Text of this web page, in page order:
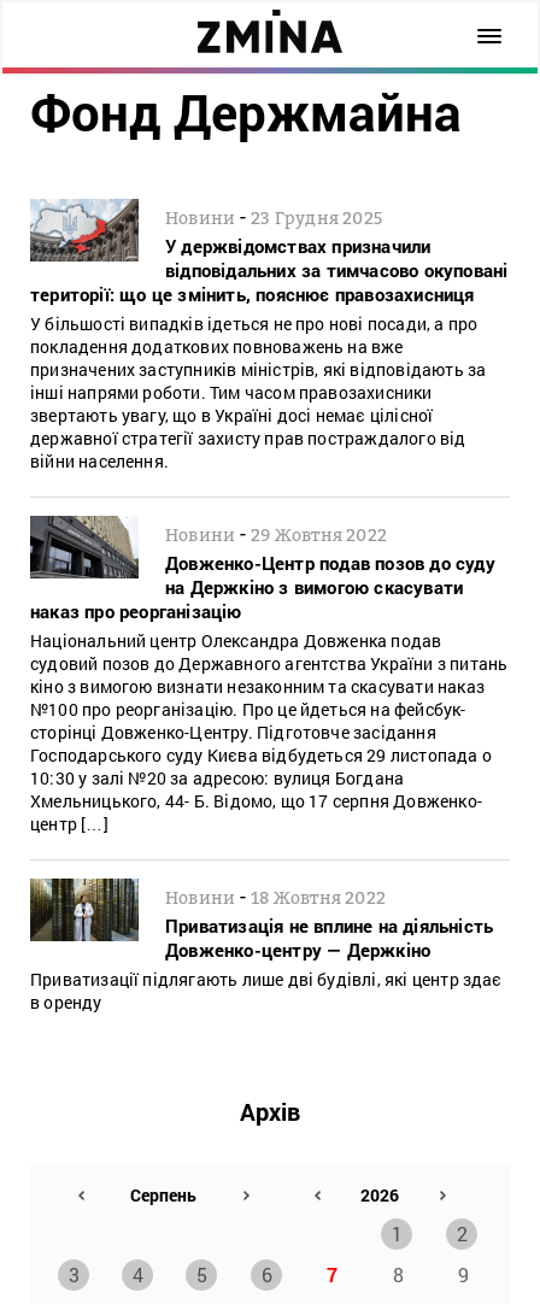
Фонд Держмайна
Новини -23 Грудня 2025
У держвідомствах призначили
відповідальних за тимчасово окуповані
території: що це змінить, пояснює правозахисниця
У більшості випадків ідеться не про нові посади, а про
покладення додаткових повноважень на вже
призначених заступників міністрів, які відповідають за
інші напрями роботи. Тим часом правозахисники
звертають увагу, що в Україні досі немає цілісної
державної стратегії захисту прав постраждалого від
війни населення.
Новини -29 Жовтня 2022
Довженко-Центр подав позов до суду
на Держкіно з вимогою скасувати
наказ про реорганізацію
Національний центр Олександра Довженка подав
судовий позов до Державного агентства України з питань
кіно з вимогою визнати незаконним та скасувати наказ
№100 про реорганізацію. Про це йдеться на фейсбук-
сторінці Довженко-Центру. Підготовче засідання
Господарського суду Києва відбудеться 29 листопада о
10:30 у залі №20 за адресою: вулиця Богдана
Хмельницького, 44- Б. Відомо, що 17 серпня Довженко-
центр […]
Новини -18 Жовтня 2022
Приватизація не вплине на діяльність
Довженко-центру — Держкіно
Приватизації підлягають лише дві будівлі, які центр здає
в оренду
Архів
1
2
3
4 5 6 7 8
9